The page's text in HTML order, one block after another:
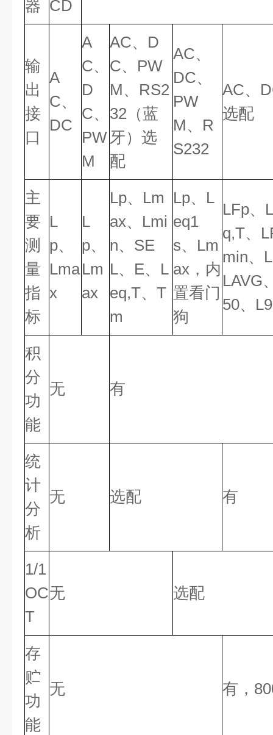
器 CD
输
出
接
口
A
C、
DC
A
C、
D
C、
PW
M
AC、D
C、PW
M、RS2
32（蓝
牙）选
配
AC、
DC、
PW
M、R
S232
AC、
选配
主
要
测
量
指
标
L
p、
Lma
x
L
p、
Lm
ax
Lp、Lm
ax、Lmi
n、SE
L、E、L
eq,T、T
m
Lp、L
eq1
s、Lm
ax，内
置看门
狗
LFp、
q,T、
min、
LAVG
50、
积
分
功
能
无 有
统
计
分
析
无 选配 有
1/1
OC
T
无 选配
存
贮
功
能
无 有，